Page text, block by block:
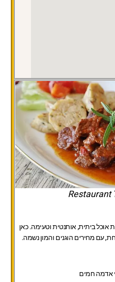
Restaurant
ביתית, אותנטית וטעימה. כאן
עם מחירים הוגנים והמון נשמה.
אדמה חמים